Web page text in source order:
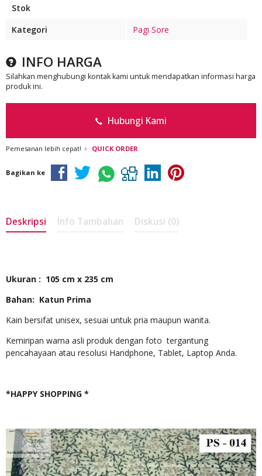
Stok
Kategori
Pagi Sore
INFO HARGA
Silahkan menghubungi kontak kami untuk mendapatkan informasi harga
produk ini.
Hubungi Kami
Pemesanan lebih cepat! QUICK ORDER
Bagikan ke
Deskripsi Info Tambahan Diskusi (0)
Ukuran : 105 cm x 235 cm
Bahan: Katun Prima
Kain bersifat unisex, sesuai untuk pria maupun wanita.
Kemiripan warna asli produk dengan foto tergantung
pencahayaan atau resolusi Handphone, Tablet, Laptop Anda.
*HAPPY SHOPPING *